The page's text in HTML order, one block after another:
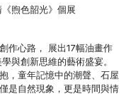
煦色韶光》個展
作心路， 展出17幅油畫作
與創新思維的藝術盛宴。
，童年記憶中的潮聲、石屋
是自然現象，更是時間與情